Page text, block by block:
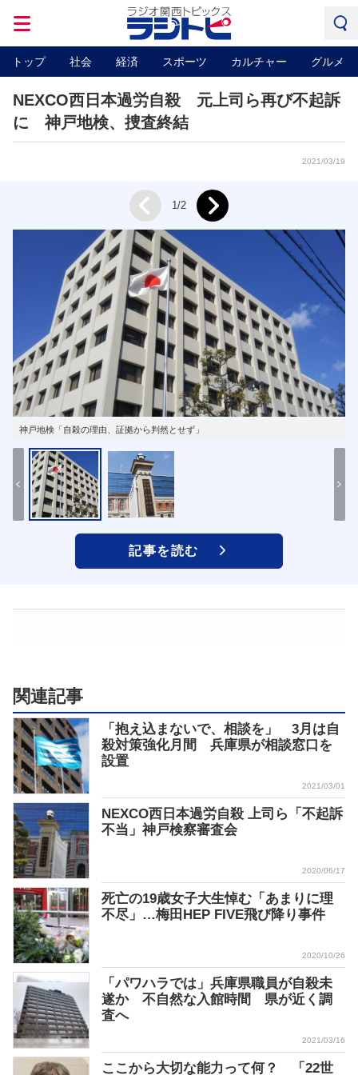
トップ 社会 経済 スポーツ カルチャー グルメ
NEXCO西日本過労自殺 元上司ら再び不起訴
に 神戸地検、捜査終結
2021/03/19
神戸地検「自殺の理由、証拠から判然とせず」
Prev 1/2 Next
記事を読む
関連記事
「抱え込まないで、相談を」 3月は自
殺対策強化月間 兵庫県が相談窓口を
設置
2021/03/01
NEXCO西日本過労自殺 上司ら「不起訴
不当」神戸検察審査会
2020/06/17
死亡の19歳女子大生悼む「あまりに理
不尽」…梅田HEP FIVE飛び降り事件
2020/10/26
「パワハラでは」兵庫県職員が自殺未
遂か 不自然な入館時間 県が近く調
査へ
2021/03/16
ここから大切な能力って何？ 「22世